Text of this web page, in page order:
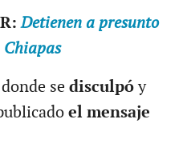
Detienen a presunto
Chiapas
se disculpóy
el mensaje